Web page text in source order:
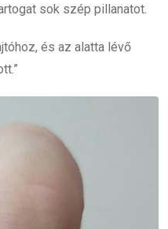
sok szép pillanatot.
és az alatta lévő